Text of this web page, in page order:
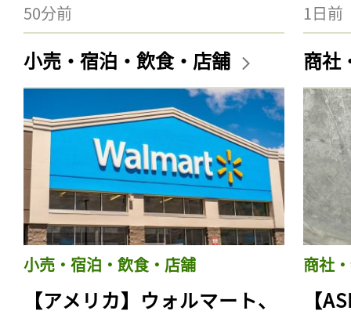
50分前 1日前
小売・宿泊・飲食・店舗
小売・宿泊・飲食・店舗
【アメリカ】ウォルマート、
商社
商社
【